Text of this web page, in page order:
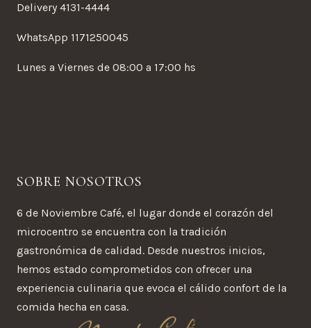
Delivery 4131-4444
WhatsApp 1171250045
Lunes a Viernes de 08:00 a 17:00 hs
SOBRE NOSOTROS
6 de Noviembre Café, el lugar donde el corazón del
microcentro se encuentra con la tradición
gastronómica de calidad. Desde nuestros inicios,
hemos estado comprometidos con ofrecer una
experiencia culinaria que evoca el cálido confort de la
comida hecha en casa.